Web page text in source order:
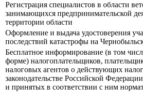
Регистрация специалистов в области
занимающихся предпринимательской
территории области
Оформление и выдача удостоверения
последствий катастрофы на
Бесплатное информирование (в том
форме) налогоплательщиков,
налоговых агентов о действующих
законодательстве Российской
и принятых в соответствии с ним